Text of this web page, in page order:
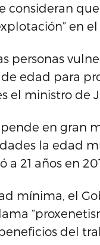
en el
personas
edad para
el ministro de
en gran
la edad
21 años en
mínima, el
del